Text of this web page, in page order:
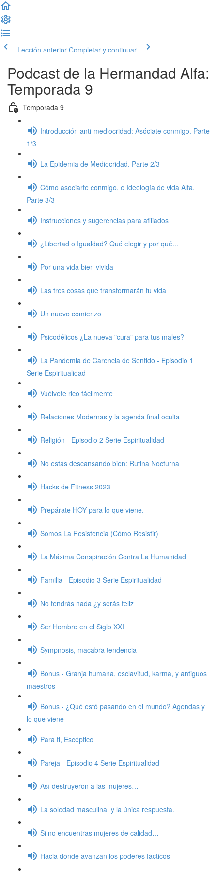
Lección anterior Completar y continuar
Podcast de la Hermandad Alfa:
Temporada 9
Temporada 9
Introducción anti-mediocridad: Asóciate conmigo. Parte
1/3
La Epidemia de Mediocridad. Parte 2/3
Cómo asociarte conmigo, e Ideología de vida Alfa.
Parte 3/3
Instrucciones y sugerencias para afiliados
¿Libertad o Igualdad? Qué elegir y por qué...
Por una vida bien vivida
Las tres cosas que transformarán tu vida
Un nuevo comienzo
Psicodélicos ¿La nueva "cura” para tus males?
La Pandemia de Carencia de Sentido - Episodio 1
Serie Espiritualidad
Vuélvete rico fácilmente
Relaciones Modernas y la agenda final oculta
Religión - Episodio 2 Serie Espiritualidad
No estás descansando bien: Rutina Nocturna
Hacks de Fitness 2023
Prepárate HOY para lo que viene.
Somos La Resistencia (Cómo Resistir)
La Máxima Conspiración Contra La Humanidad
Familia - Episodio 3 Serie Espiritualidad
No tendrás nada ¿y serás feliz
Ser Hombre en el Siglo XXI
Sympnosis, macabra tendencia
Bonus - Granja humana, esclavitud, karma, y antiguos
maestros
Bonus - ¿Qué estó pasando en el mundo? Agendas y
lo que viene
Para ti, Escéptico
Pareja - Episodio 4 Serie Espiritualidad
Así destruyeron a las mujeres…
La soledad masculina, y la única respuesta.
Si no encuentras mujeres de calidad…
Hacia dónde avanzan los poderes fácticos